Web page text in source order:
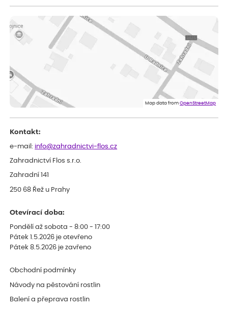
vše v naprostém pořádku
ověřený nákup
Jana
Flos je nejlepší &#129321;
Map data fromOpenStreetMap
Kontakt:
e-mail: info@zahradnictvi-flos.cz
Zahradnictví Flos s.r.o.
Zahradní 141
250 68 Řež u Prahy
Otevírací doba:
Pondělí až sobota - 8:00 - 17:00
Pátek 1.5.2026 je otevřeno
Pátek 8.5.2026 je zavřeno
Obchodní podmínky
Návody na pěstování rostlin
Balení a přeprava rostlin